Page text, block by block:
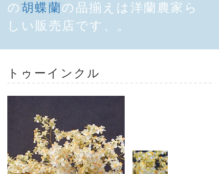
の胡蝶蘭の品揃えは洋蘭農家ら
しい販売店です、。
トゥーインクル